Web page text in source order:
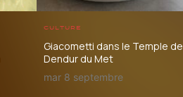
culture
Giacometti dans le Temple de
Dendur du Met
mar 8 septembre